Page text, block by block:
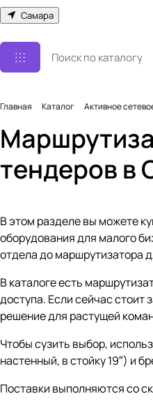
Самара
Главная Каталог Активное
тендеров в
В этом разделе вы можете
оборудования для малого
отдела до маршрутизатора
В каталоге есть
доступа. Если сейчас
решение для растущей
Чтобы сузить выбор,
настенный, в стойку 19″) и
Поставки выполняются со